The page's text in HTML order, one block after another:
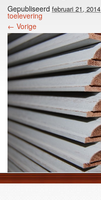
Gepubliseerd februari 21, 2014
toelevering
Foto menu
← Vorige